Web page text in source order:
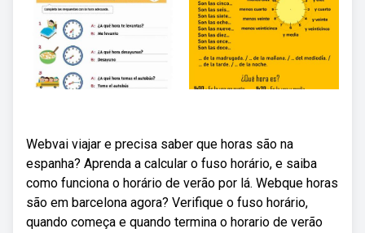
Webvai viajar e precisa saber que horas são na
espanha? Aprenda a calcular o fuso horário, e saiba
como funciona o horário de verão por lá. Webque horas
são em barcelona agora? Verifique o fuso horário,
quando começa e quando termina o horario de verão